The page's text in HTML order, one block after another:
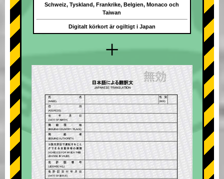
+
Schweiz, Tyskland, Frankrike, Belgien, Monaco och
Taiwan
Digitalt körkort är ogiltigt i Japan